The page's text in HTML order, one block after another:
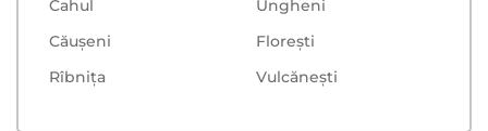
Cahul
Ungheni
Căușeni
Floreşti
Rîbnița
Vulcăneşti